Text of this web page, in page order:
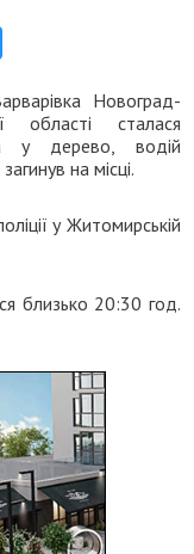
Новоград-
області сталася
у дерево, водій
на місці.
у Житомирській
близько 20:30 год.